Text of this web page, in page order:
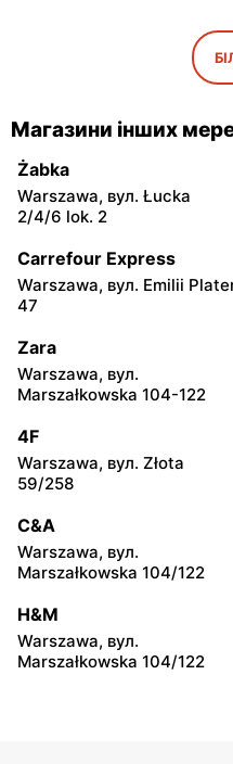
Olkusz, вул. Wspólna 1
Kraków, вул. Pawia 5
C&A
Sosnowiec, вул. Henryka
C&A
Katowice, вул. Chorzowska
C&A
Zabrze, вул. Plutonowego
C&A
Opole, вул. Dębowa 1
C&A
Poznań, вул. Pleszewska 1
C&A
Poznań al. Solidarności 47
Магазини інших
Żabka
Warszawa, вул. Łucka
2/4/6 lok. 2
Carrefour Express
Warszawa, вул. Emilii
47
Zara
Warszawa, вул.
Marszałkowska 104-122
4F
Warszawa, вул. Złota
59/258
C&A
Warszawa, вул.
Marszałkowska 104/122
H&M
Warszawa, вул.
Marszałkowska 104/122